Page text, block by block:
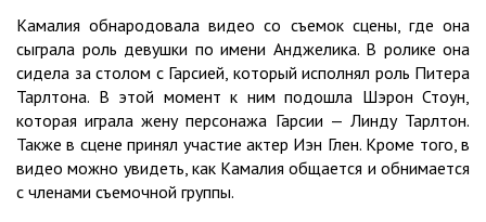
Камалия обнародовала видео со съемок сцены, где она
сыграла роль девушки по имени Анджелика. В ролике она
сидела за столом с Гарсией, который исполнял роль Питера
Тарлтона. В этой момент к ним подошла Шэрон Стоун,
которая играла жену персонажа Гарсии — Линду Тарлтон.
Также в сцене принял участие актер Иэн Глен. Кроме того, в
видео можно увидеть, как Камалия общается и обнимается
с членами съемочной группы.